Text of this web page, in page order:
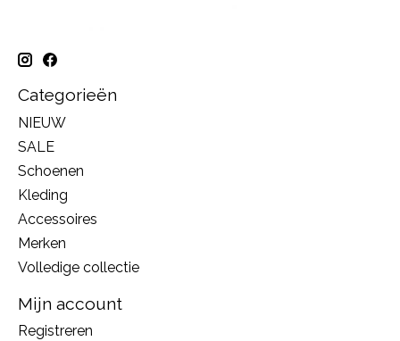
Categorieën
NIEUW
SALE
Schoenen
Kleding
Accessoires
Merken
Volledige collectie
Mijn account
Registreren